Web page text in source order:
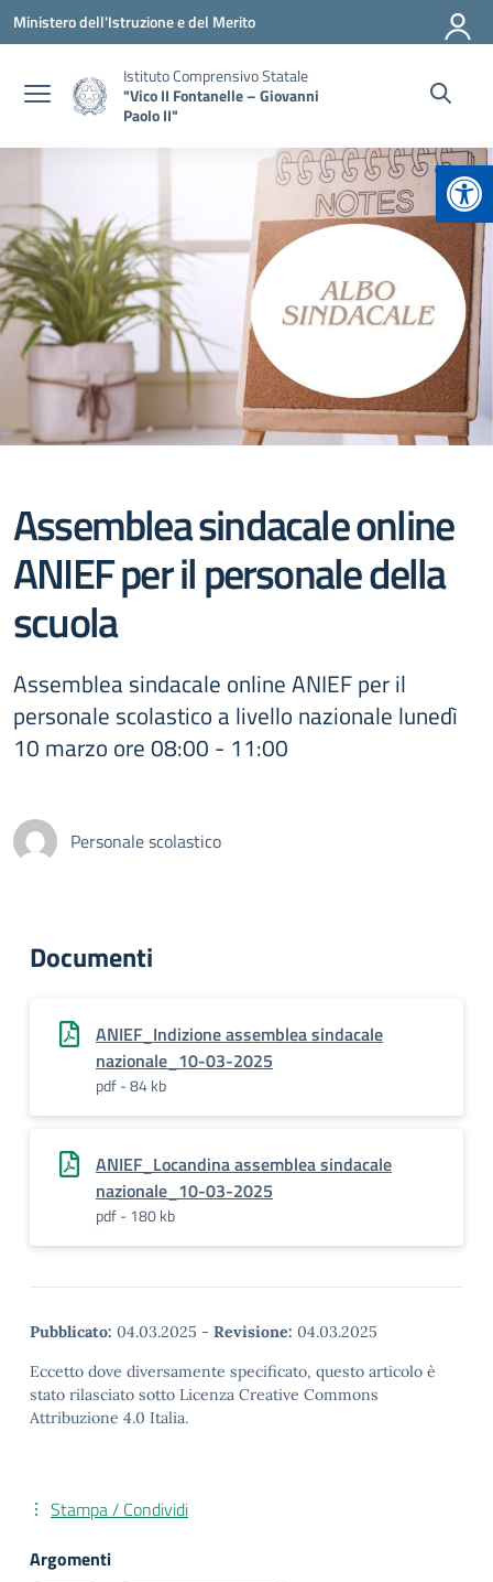
Vai ai contenuti
Vai al menu di navigazione
Vai al footer
Ministero dell'Istruzione e del Merito
Istituto Comprensivo Statale
"Vico II Fontanelle – Giovanni
Paolo II"
Assemblea sindacale online
ANIEF per il personale della
scuola
Assemblea sindacale online ANIEF per il
personale scolastico a livello nazionale lunedì
10 marzo ore 08:00 - 11:00
Personale scolastico
Documenti
ANIEF_Indizione assemblea sindacale
nazionale_10-03-2025
pdf - 84 kb
ANIEF_Locandina assemblea sindacale
nazionale_10-03-2025
pdf - 180 kb
Pubblicato: 04.03.2025 - Revisione: 04.03.2025
Eccetto dove diversamente specificato, questo articolo è
stato rilasciato sotto Licenza Creative Commons
Attribuzione 4.0 Italia.
Stampa / Condividi
Argomenti